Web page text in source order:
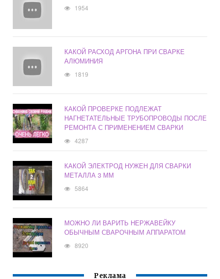
1954
КАКОЙ РАСХОД АРГОНА ПРИ СВАРКЕ
АЛЮМИНИЯ
1819
КАКОЙ ПРОВЕРКЕ ПОДЛЕЖАТ
НАГНЕТАТЕЛЬНЫЕ ТРУБОПРОВОДЫ ПОСЛЕ
РЕМОНТА С ПРИМЕНЕНИЕМ СВАРКИ
4287
КАКОЙ ЭЛЕКТРОД НУЖЕН ДЛЯ СВАРКИ
МЕТАЛЛА 3 ММ
5864
МОЖНО ЛИ ВАРИТЬ НЕРЖАВЕЙКУ
ОБЫЧНЫМ СВАРОЧНЫМ АППАРАТОМ
8920
Реклама